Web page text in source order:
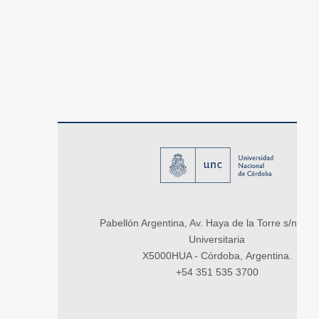
Pabellón Argentina, Av. Haya de la Torre s/n,
Universitaria
X5000HUA - Córdoba, Argentina.
+54 351 535 3700